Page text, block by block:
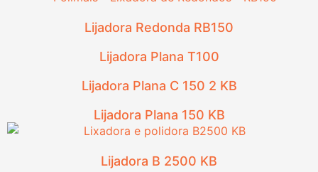
Lijadora Redonda RB150
Lijadora Plana T100
Lijadora Plana C 150 2 KB
Lijadora Plana 150 KB
Lijadora B 2500 KB